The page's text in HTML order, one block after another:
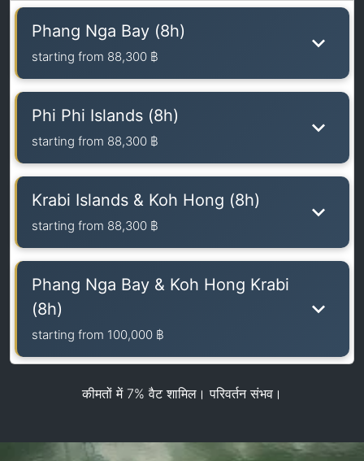
Phang Nga Bay (8h)
starting from 88,300 ฿
Phi Phi Islands (8h)
starting from 88,300 ฿
Krabi Islands & Koh Hong (8h)
starting from 88,300 ฿
Phang Nga Bay & Koh Hong Krabi
(8h)
starting from 100,000 ฿
कीमतों में 7% वैट शामिल। परिवर्तन संभव।